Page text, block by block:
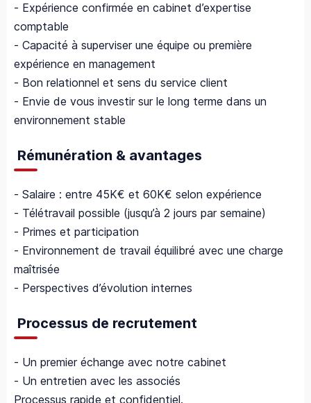
- Expérience confirmée en cabinet d’expertise
comptable
- Capacité à superviser une équipe ou première
expérience en management
- Bon relationnel et sens du service client
- Envie de vous investir sur le long terme dans un
environnement stable
Rémunération & avantages
- Salaire : entre 45K€ et 60K€ selon expérience
- Télétravail possible (jusqu’à 2 jours par semaine)
- Primes et participation
- Environnement de travail équilibré avec une charge
maîtrisée
- Perspectives d’évolution internes
Processus de recrutement
- Un premier échange avec notre cabinet
- Un entretien avec les associés
Processus rapide et confidentiel.